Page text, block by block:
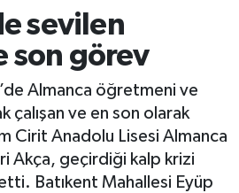
sevilen
son görev
Almanca öğretmeni ve
çalışan ve en son olarak
Cirit Anadolu Lisesi Almanca
Akça, geçirdiği kalp krizi
Batıkent Mahallesi Eyüp